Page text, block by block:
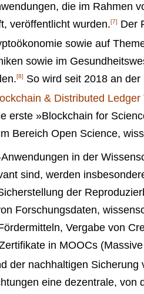
die im Rahmen
veröffentlicht wurden.[7]
Der
sowie auf
sowie im
[8]
So wird seit 2018 an
& Distributed Ledger
erste »Blockchain for
Bereich Open Science,
in der
sind, werden
der
Forschungsdaten,
Vergabe von
in MOOCs
der nachhaltigen
eine dezentrale, von